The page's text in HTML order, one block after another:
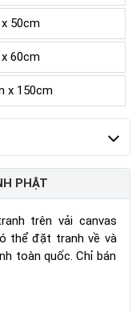
50cm
60cm
x 150cm
PHẬT
trên vải canvas
thể đặt tranh về và
toàn quốc. Chỉ bán